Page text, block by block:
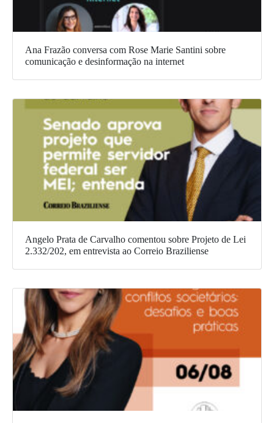
Ana Frazão conversa com Rose Marie Santini sobre
comunicação e desinformação na internet
Angelo Prata de Carvalho comentou sobre Projeto de Lei
2.332/202, em entrevista ao Correio Braziliense